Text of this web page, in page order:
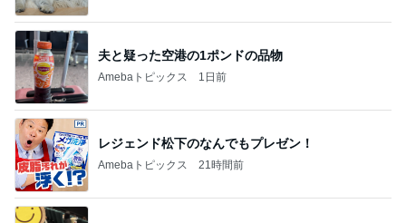
夫と疑った空港の1ポンドの品物
Amebaトピックス 1日前
レジェンド松下のなんでもプレゼン！
Amebaトピックス 21時間前